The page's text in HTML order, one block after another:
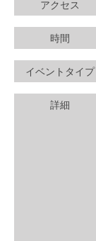
アクセス
時間
イベントタイプ
詳細